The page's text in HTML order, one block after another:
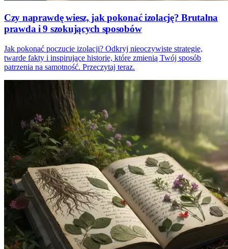
Czy naprawdę wiesz, jak pokonać izolację? Brutalna
prawda i 9 szokujących sposobów
Jak pokonać poczucie izolacji? Odkryj nieoczywiste strategie,
twarde fakty i inspirujące historie, które zmienią Twój sposób
patrzenia na samotność. Przeczytaj teraz.